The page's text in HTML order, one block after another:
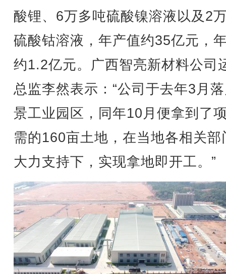
酸锂、6万多吨硫酸镍溶液以及2
硫酸钴溶液，年产值约35亿元，
约1.2亿元。广西智亮新材料公司
总监李然表示：“公司于去年3月
景工业园区，同年10月便拿到了
需的160亩土地，在当地各相关部
大力支持下，实现拿地即开工。”